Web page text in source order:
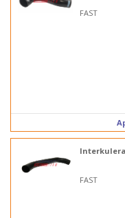
FAST
FAST